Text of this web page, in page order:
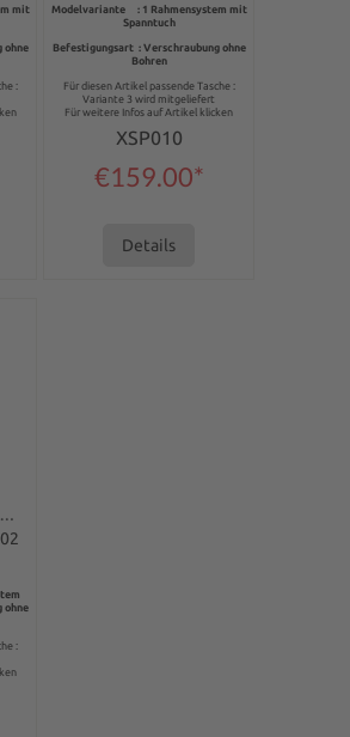
mit
ohne
:
Modelvariante : 1 Rahmensystem mit
Spanntuch
Befestigungsart : Verschraubung ohne
Bohren
Für diesen Artikel passende Tasche :
Variante 3 wird mitgeliefert
Für weitere Infos auf Artikel klicken
XSP010
€159.00*
Details
of 5 stars
ohne
: